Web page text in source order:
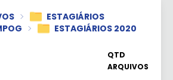
ESTAGIÁRIOS
ESTAGIÁRIOS 2020
QTD
ARQUIVOS